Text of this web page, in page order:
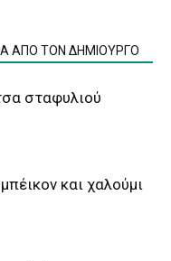
ΑΠΟ ΤΟΝ ΔΗΜΙΟΥΡΓΟ
σταφυλιού
και χαλούμι